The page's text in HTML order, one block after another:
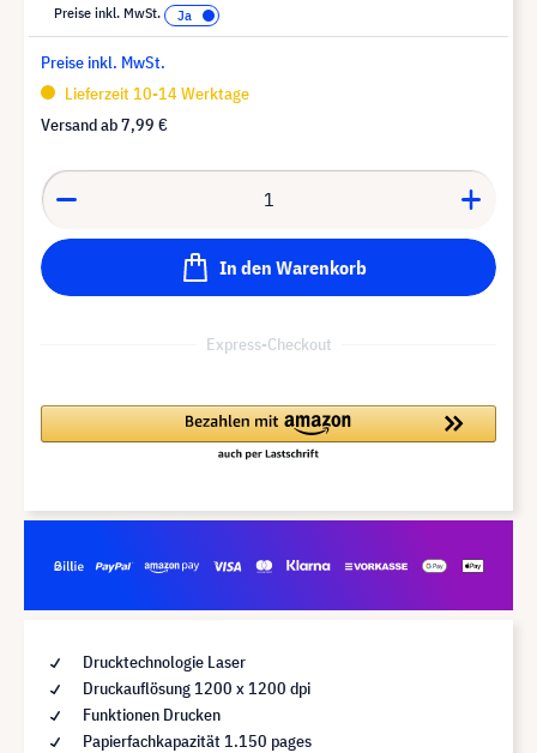
Preise inkl. MwSt.
Preise inkl. MwSt.
Lieferzeit 10-14 Werktage
Versand ab7,99 €
In den Warenkorb
Express-Checkout
Drucktechnologie Laser
Druckauflösung 1200 x 1200 dpi
Funktionen Drucken
Papierfachkapazität 1.150 pages